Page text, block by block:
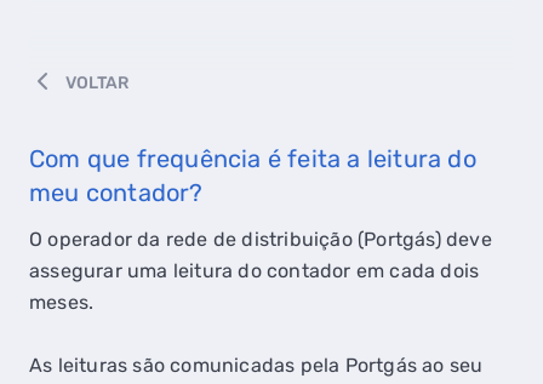
VOLTAR
Com que frequência é feita a leitura do
meu contador?
O operador da rede de distribuição (Portgás) deve
assegurar uma leitura do contador em cada dois
meses.
As leituras são comunicadas pela Portgás ao seu